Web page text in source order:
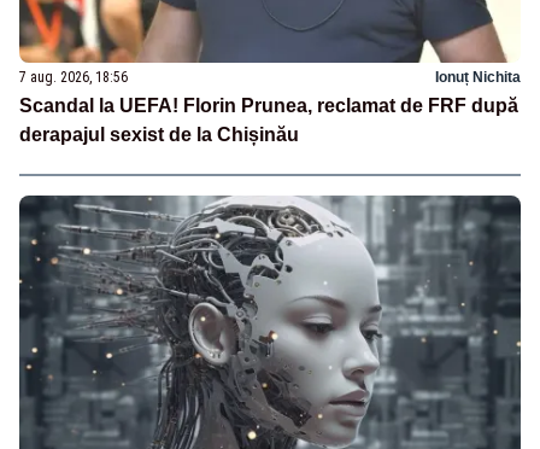
7 aug. 2026, 18:56 Ionuț Nichita
Scandal la UEFA! Florin Prunea, reclamat de FRF după
derapajul sexist de la Chișinău